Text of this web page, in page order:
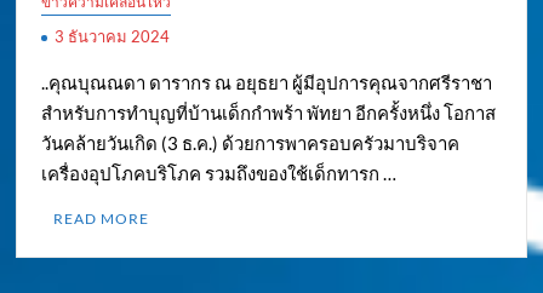
3 ธันวาคม 2024
..คุณบุณณดา ดารากร ณ อยุธยา ผู้มีอุปการคุณจากศรีราชา
สำหรับการทำบุญที่บ้านเด็กกำพร้า พัทยา อีกครั้งหนึ่ง โอกาส
วันคล้ายวันเกิด (3 ธ.ค.) ด้วยการพาครอบครัวมาบริจาค
เครื่องอุปโภคบริโภค รวมถึงของใช้เด็กทารก …
READ MORE